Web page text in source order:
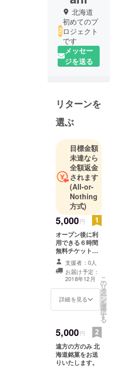
北海道
初めてのプ
ロジェクト
です
メッセー
ジを送る
リターンを
選ぶ
目標金額
未達なら
全額返金
されます
(All-or-
Nothing
方式)
5,000円
オープン後に利
用できる６時間
無料チケットを
差し上げます
支援者：0人
お届け予定：
2018年12月
詳細を見る
こ
の
リ
タ
ー
ン
を
選
択
す
る
5,000円
遠方の方のみ 北
海道銘菓をお送
りいたします。